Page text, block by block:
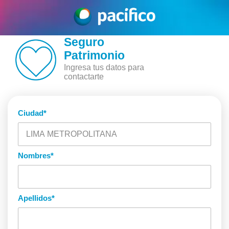
Seguro
Patrimonio
Ingresa tus datos para
contactarte
Ciudad*
Nombres*
Apellidos*